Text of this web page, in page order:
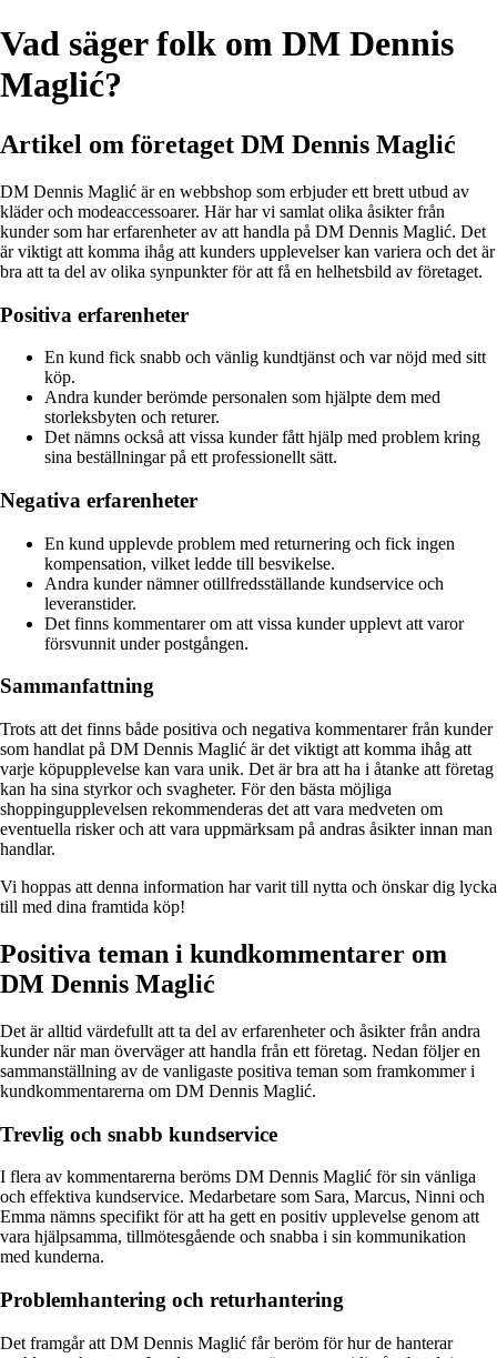
Vad säger folk om DM Dennis
Maglić?
Artikel om företaget DM Dennis Maglić
DM Dennis Maglić är en webbshop som erbjuder ett brett utbud av
kläder och modeaccessoarer. Här har vi samlat olika åsikter från
kunder som har erfarenheter av att handla på DM Dennis Maglić. Det
är viktigt att komma ihåg att kunders upplevelser kan variera och det är
bra att ta del av olika synpunkter för att få en helhetsbild av företaget.
Positiva erfarenheter
En kund fick snabb och vänlig kundtjänst och var nöjd med sitt
köp.
Andra kunder berömde personalen som hjälpte dem med
storleksbyten och returer.
Det nämns också att vissa kunder fått hjälp med problem kring
sina beställningar på ett professionellt sätt.
Negativa erfarenheter
En kund upplevde problem med returnering och fick ingen
kompensation, vilket ledde till besvikelse.
Andra kunder nämner otillfredsställande kundservice och
leveranstider.
Det finns kommentarer om att vissa kunder upplevt att varor
försvunnit under postgången.
Sammanfattning
Trots att det finns både positiva och negativa kommentarer från kunder
som handlat på DM Dennis Maglić är det viktigt att komma ihåg att
varje köpupplevelse kan vara unik. Det är bra att ha i åtanke att företag
kan ha sina styrkor och svagheter. För den bästa möjliga
shoppingupplevelsen rekommenderas det att vara medveten om
eventuella risker och att vara uppmärksam på andras åsikter innan man
handlar.
Vi hoppas att denna information har varit till nytta och önskar dig lycka
till med dina framtida köp!
Positiva teman i kundkommentarer om
DM Dennis Maglić
Det är alltid värdefullt att ta del av erfarenheter och åsikter från andra
kunder när man överväger att handla från ett företag. Nedan följer en
sammanställning av de vanligaste positiva teman som framkommer i
kundkommentarerna om DM Dennis Maglić.
Trevlig och snabb kundservice
I flera av kommentarerna beröms DM Dennis Maglić för sin vänliga
och effektiva kundservice. Medarbetare som Sara, Marcus, Ninni och
Emma nämns specifikt för att ha gett en positiv upplevelse genom att
vara hjälpsamma, tillmötesgående och snabba i sin kommunikation
med kunderna.
Problemhantering och returhantering
Det framgår att DM Dennis Maglić får beröm för hur de hanterar